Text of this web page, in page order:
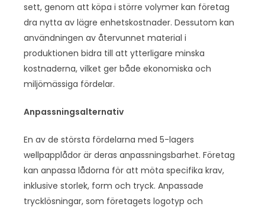
sett, genom att köpa i större volymer kan företag
dra nytta av lägre enhetskostnader. Dessutom kan
användningen av återvunnet material i
produktionen bidra till att ytterligare minska
kostnaderna, vilket ger både ekonomiska och
miljömässiga fördelar.
Anpassningsalternativ
En av de största fördelarna med 5-lagers
wellpapplådor är deras anpassningsbarhet. Företag
kan anpassa lådorna för att möta specifika krav,
inklusive storlek, form och tryck. Anpassade
trycklösningar, som företagets logotyp och